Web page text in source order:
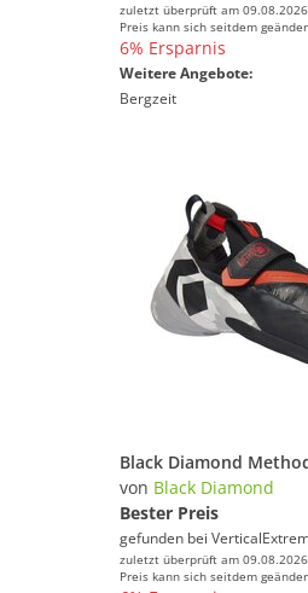
zuletzt überprüft am
Preis kann sich seitdem
6% Ersparnis
Weitere Angebote:
Bergzeit
von Black Diamond
Bester Preis
gefunden bei
zuletzt überprüft am
Preis kann sich seitdem